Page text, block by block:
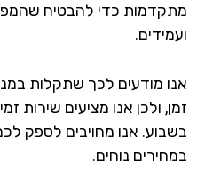
כדי להבטיח שהמפתחות
מודעים לכך שתקלות
אנו מחויבים לספק לכם
נוחים.